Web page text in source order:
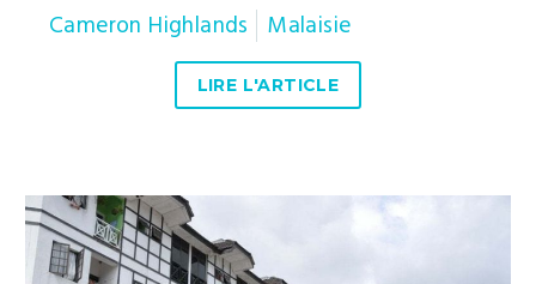
Cameron Highlands Malaisie
LIRE L'ARTICLE
Tanah
Rata